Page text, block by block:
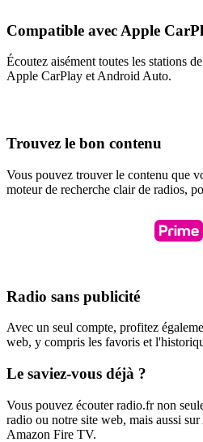
Compatible avec Apple
Écoutez aisément toutes les stations
Apple CarPlay et Android Auto.
Trouvez le bon contenu
Vous pouvez trouver le contenu que
moteur de recherche clair de radios,
Radio sans publicité
Avec un seul compte, profitez
web, y compris les favoris et
Le saviez-vous déjà ?
Vous pouvez écouter radio.fr non
radio ou notre site web, mais aussi
Amazon Fire TV.